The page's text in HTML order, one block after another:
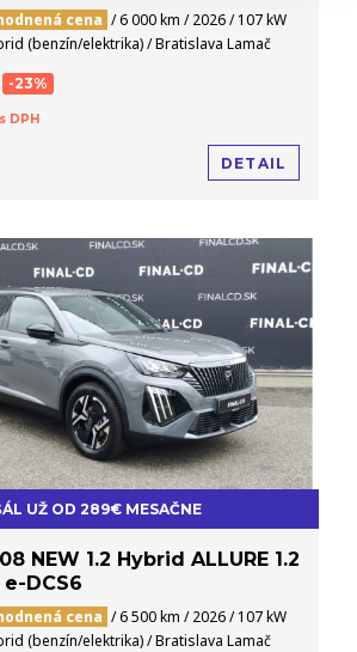
cena / 6 000 km / 2026 / 107 kW
(benzín/elektrika) / Bratislava Lamač
-23%
s DPH
DETAIL
UŽ OD 289€ MESAČNE
NEW 1.2 Hybrid ALLURE 1.2
DCS6
cena / 6 500 km / 2026 / 107 kW
(benzín/elektrika) / Bratislava Lamač